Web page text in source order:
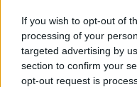
If you wish to opt-out of
processing of your
targeted advertising by
section to confirm your
opt-out request is
została
przeznaczeniem".